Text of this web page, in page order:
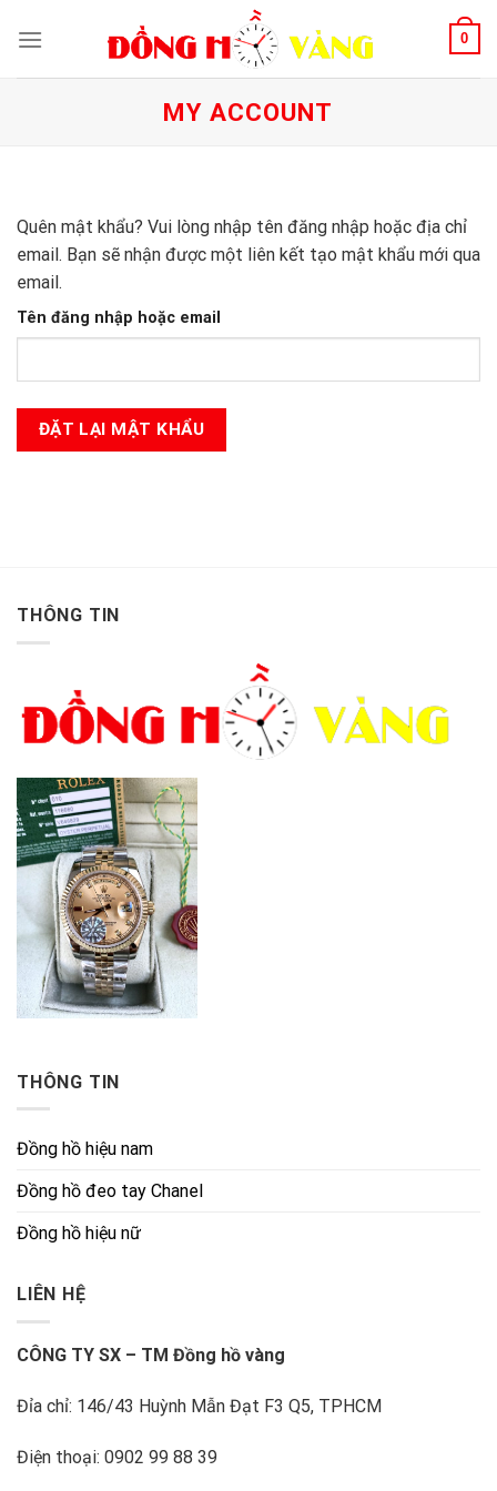
0
MY ACCOUNT
Quên mật khẩu? Vui lòng nhập tên đăng nhập hoặc địa chỉ
email. Bạn sẽ nhận được một liên kết tạo mật khẩu mới qua
email.
Tên đăng nhập hoặc email
ĐẶT LẠI MẬT KHẨU
THÔNG TIN
THÔNG TIN
Đồng hồ hiệu nam
Đồng hồ đeo tay Chanel
Đồng hồ hiệu nữ
LIÊN HỆ
CÔNG TY SX – TM Đồng hồ vàng
Đỉa chỉ: 146/43 Huỳnh Mẫn Đạt F3 Q5, TPHCM
Điện thoại: 0902 99 88 39